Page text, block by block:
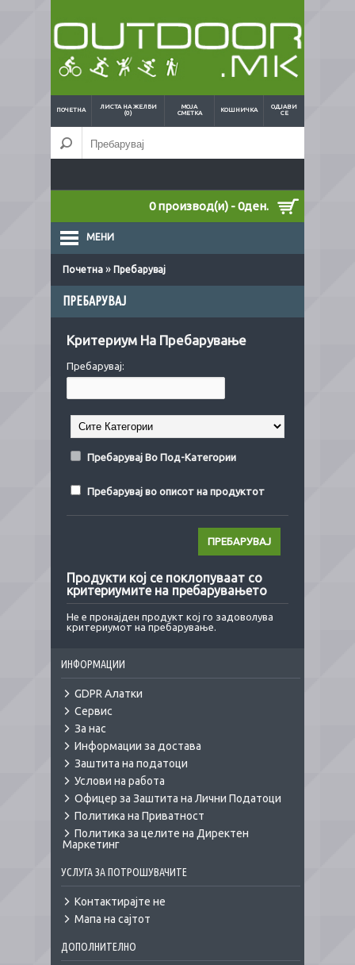
ПОЧЕТНА
ЛИСТА НА ЖЕЛБИ
(0)
МОЈА
СМЕТКА
КОШНИЧКА
ОДЈАВИ
СЕ
0 производ(и) - 0ден.
МЕНИ
Почетна » Пребарувај
ПРЕБАРУВАЈ
Критериум На Пребарување
Пребарувај:
Пребарувај Во Под-Категории
Пребарувај во описот на продуктот
Продукти кој се поклопуваат со
критериумите на пребарувањето
Не е пронајден продукт кој го задоволува
критериумот на пребарување.
ИНФОРМАЦИИ
GDPR Алатки
Сервис
За нас
Информации за достава
Заштита на податоци
Услови на работа
Офицер за Заштита на Лични Податоци
Политика на Приватност
Политика за целите на Директен
Маркетинг
УСЛУГА ЗА ПОТРОШУВАЧИТЕ
Контактирајте не
Мапа на сајтот
ДОПОЛНИТЕЛНО